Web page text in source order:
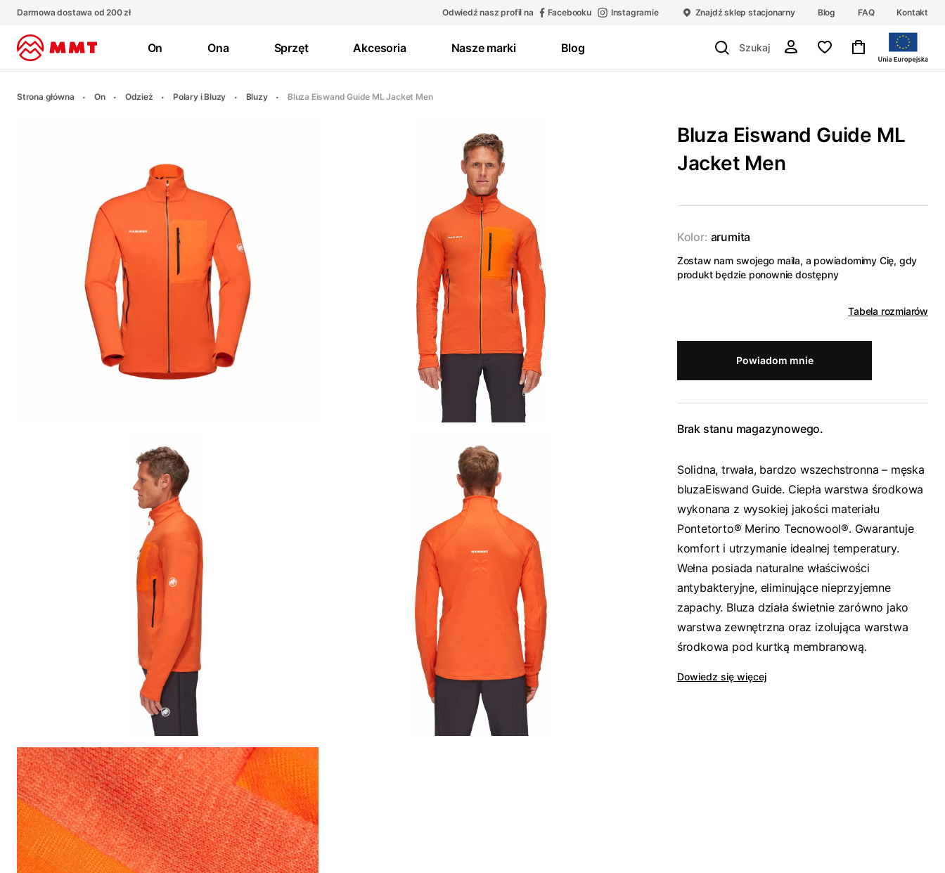
Darmowa dostawa od 200 zł Odwiedź nasz profil na Facebooku Instagramie Znajdź sklep stacjonarny Blog FAQ Kontakt
On Ona Sprzęt Akcesoria Nasze marki Blog
Strona główna On Odzież Polary i Bluzy Bluzy Bluza Eiswand Guide ML Jacket Men
Bluza Eiswand Guide ML
Jacket Men
Kolor: arumita
Zostaw nam swojego maila, a powiadomimy Cię, gdy
produkt będzie ponownie dostępny
Tabela rozmiarów
Powiadom mnie
Brak stanu magazynowego.
Solidna, trwała, bardzo wszechstronna – męska
bluzaEiswand Guide. Ciepła warstwa środkowa
wykonana z wysokiej jakości materiału
Pontetorto® Merino Tecnowool®. Gwarantuje
komfort i utrzymanie idealnej temperatury.
Wełna posiada naturalne właściwości
antybakteryjne, eliminujące nieprzyjemne
zapachy. Bluza działa świetnie zarówno jako
warstwa zewnętrzna oraz izolująca warstwa
środkowa pod kurtką membranową.
Dowiedz się więcej